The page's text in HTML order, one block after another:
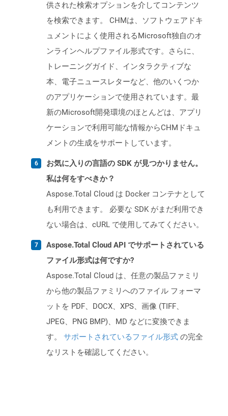
供された検索オプションを介してコンテンツ
を検索できます。 CHMは、ソフトウェアドキ
ュメントによく使用されるMicrosoft独自のオ
ンラインヘルプファイル形式です。さらに、
トレーニングガイド、インタラクティブな
本、電子ニュースレターなど、他のいくつか
のアプリケーションで使用されています。最
新のMicrosoft開発環境のほとんどは、アプリ
ケーションで利用可能な情報からCHMドキュ
メントの生成をサポートしています。
お気に入りの言語の SDK が見つかりません。
私は何をすべきか？
Aspose.Total Cloud は Docker コンテナとして
も利用できます。 必要な SDK がまだ利用でき
ない場合は、cURL で使用してみてください。
Aspose.Total Cloud API でサポートされている
ファイル形式は何ですか?
Aspose.Total Cloud は、任意の製品ファミリ
から他の製品ファミリへのファイル フォーマ
ットを PDF、DOCX、XPS、画像 (TIFF、
JPEG、PNG BMP)、MD などに変換できま
す。 サポートされているファイル形式 の完全
なリストを確認してください。